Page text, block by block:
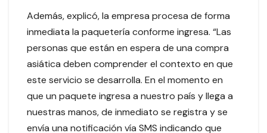
Además, explicó, la empresa procesa de forma
inmediata la paquetería conforme ingresa. “Las
personas que están en espera de una compra
asiática deben comprender el contexto en que
este servicio se desarrolla. En el momento en
que un paquete ingresa a nuestro país y llega a
nuestras manos, de inmediato se registra y se
envía una notificación vía SMS indicando que